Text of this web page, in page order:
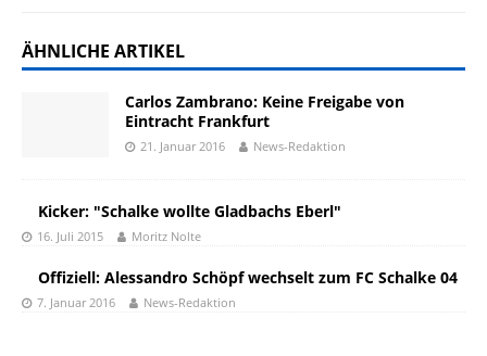
ÄHNLICHE ARTIKEL
Carlos Zambrano: Keine Freigabe von
Eintracht Frankfurt
21. Januar 2016 News-Redaktion
Kicker: "Schalke wollte Gladbachs Eberl"
16. Juli 2015 Moritz Nolte
Offiziell: Alessandro Schöpf wechselt zum FC Schalke 04
7. Januar 2016 News-Redaktion